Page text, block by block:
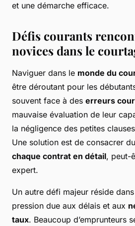
et une démarche efficace.
Défis courants
novices dans le
Naviguer dans le monde du
être déroutant pour les
souvent face à des erreurs
mauvaise évaluation de leur
la négligence des petites
Une solution est de consacrer
chaque contrat en détail, peut-
expert.
Un autre défi majeur réside
pression due aux délais et aux
taux. Beaucoup d’emprunteurs